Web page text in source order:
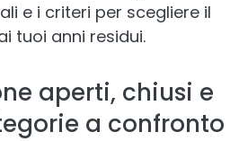
e i criteri per scegliere il
tuoi anni residui.
aperti, chiusi e
a confronto